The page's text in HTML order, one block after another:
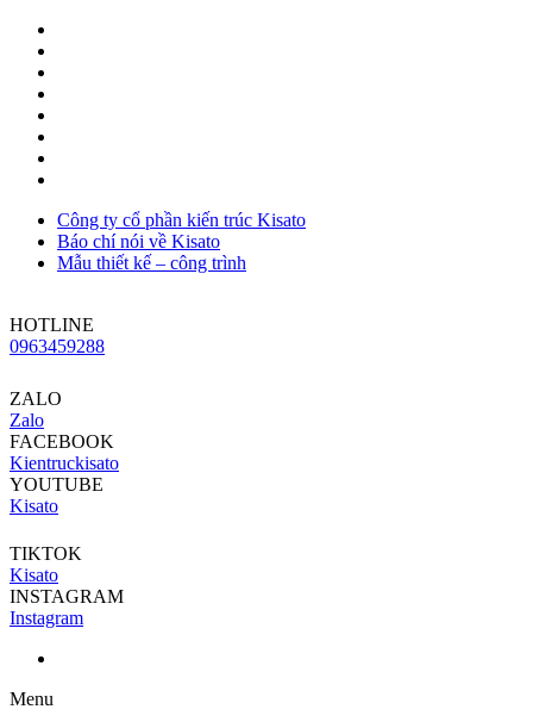
Công ty cổ phần kiến trúc Kisato
Báo chí nói về Kisato
Mẫu thiết kế – công trình
HOTLINE
0963459288
ZALO
Zalo
FACEBOOK
Kientruckisato
YOUTUBE
Kisato
TIKTOK
Kisato
INSTAGRAM
Instagram
Menu